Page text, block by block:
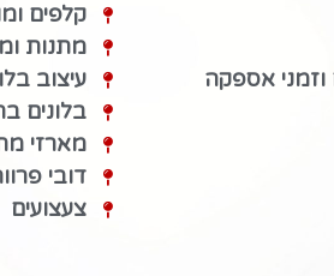
וזמני אספקה
קלפים
מתנות
עיצוב
בלונים
מארזי
דובי
צעצועים